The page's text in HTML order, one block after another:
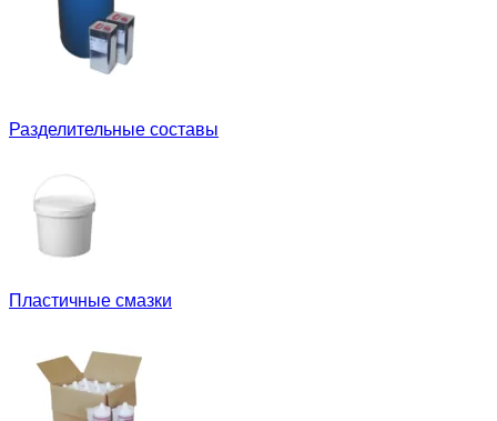
Разделительные составы
Пластичные смазки